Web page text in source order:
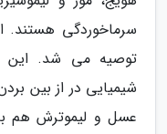
سرماخوردگی هستند.
توصیه می شد. این
شیمیایی در از بین
عسل و لیموترش هم